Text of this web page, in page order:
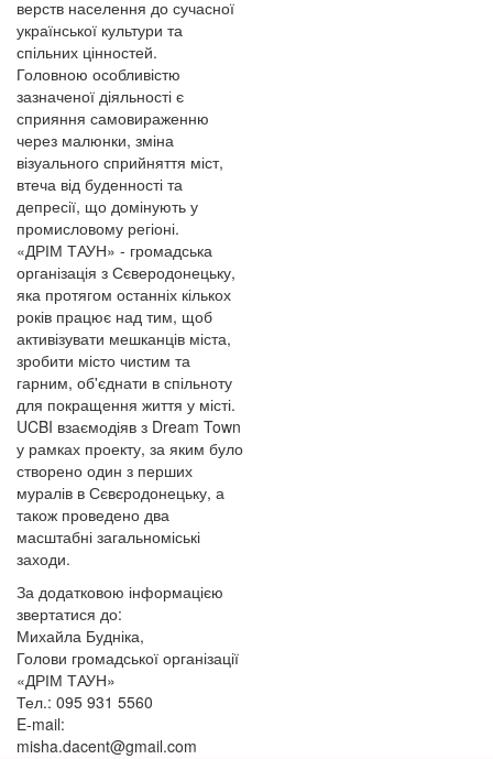
верств населення до сучасної
української культури та
спільних цінностей.
Головною особливістю
зазначеної діяльності є
сприяння самовираженню
через малюнки, зміна
візуального сприйняття міст,
втеча від буденності та
депресії, що домінують у
промисловому регіоні.
«ДРІМ ТАУН» - громадська
організація з Сєверодонецьку,
яка протягом останніх кількох
років працює над тим, щоб
активізувати мешканців міста,
зробити місто чистим та
гарним, об'єднати в спільноту
для покращення життя у місті.
UCBI взаємодіяв з Dream Town
у рамках проекту, за яким було
створено один з перших
муралів в Сєвєродонецьку, а
також проведено два
масштабні загальноміські
заходи.
За додатковою інформацією
звертатися до:
Михайла Будніка,
Голови громадської організації
«ДРІМ ТАУН»
Тел.: 095 931 5560
E-mail:
misha.dacent@gmail.com